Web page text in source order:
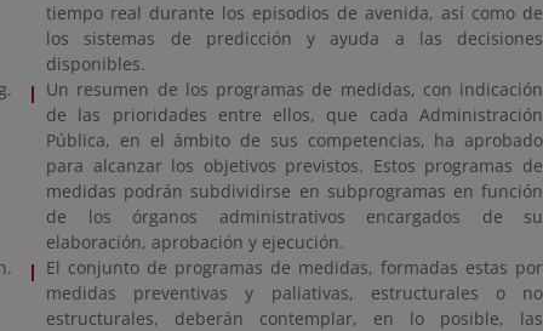
tiempo real durante los episodios de avenida, así como de
los sistemas de predicción y ayuda a las decisiones
disponibles.
Un resumen de los programas de medidas, con indicación
de las prioridades entre ellos, que cada Administración
Pública, en el ámbito de sus competencias, ha aprobado
para alcanzar los objetivos previstos. Estos programas de
medidas podrán subdividirse en subprogramas en función
de los órganos administrativos encargados de su
elaboración, aprobación y ejecución.
El conjunto de programas de medidas, formadas estas por
medidas preventivas y paliativas, estructurales o no
estructurales, deberán contemplar, en lo posible, las